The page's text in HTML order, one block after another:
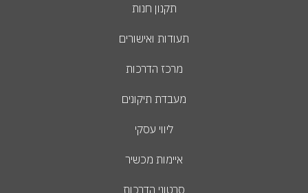
תקנון חנות
תעודות ואישורים
מרכז הדרכות
מעבדת תיקונים
ליווי עסקי
איימות מכשיר
סרטוני הדרכות